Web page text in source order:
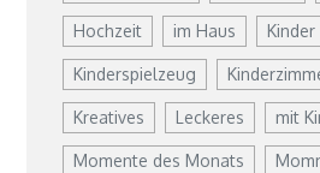
Hochzeit im Haus Kinder
Kinderspielzeug
Kreatives Leckeres mit
Momente des Monats